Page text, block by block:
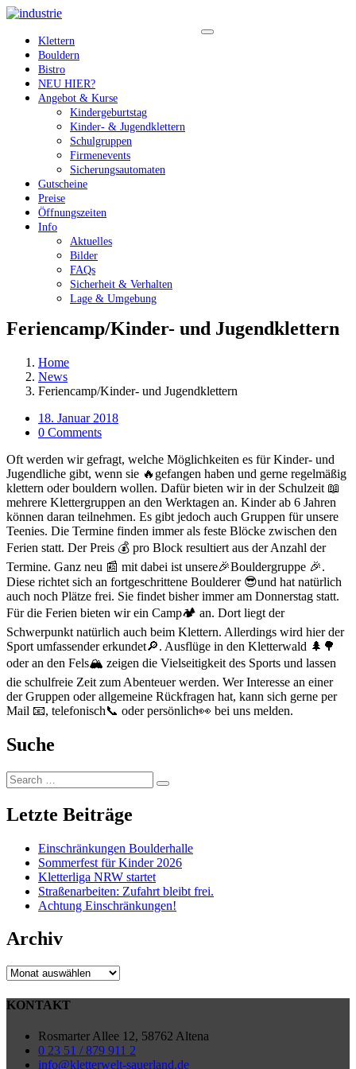
Klettern
Bouldern
Bistro
NEU HIER?
Angebot & Kurse
Kindergeburtstag
Kinder- & Jugendklettern
Schulgruppen
Firmenevents
Sicherungsautomaten
Gutscheine
Preise
Öffnungszeiten
Info
Aktuelles
Bilder
FAQs
Sicherheit & Verhalten
Lage & Umgebung
Feriencamp/Kinder- und Jugendklettern
Home
News
Feriencamp/Kinder- und Jugendklettern
18. Januar 2018
0 Comments
Oft werden wir gefragt, welche Möglichkeiten es für Kinder- und
Jugendliche gibt, wenn sie 🔥 gefangen haben und gerne regelmäßig
klettern oder bouldern wollen. Dafür bieten wir in der Schulzeit 📖
mehrere Klettergruppen an den Werktagen an. Kinder ab 6 Jahren
können daran teilnehmen. Es gibt jedoch auch Gruppen für unsere
Teenies. Die Termine finden immer als feste Blöcke zwischen den
Ferien statt. Der Preis 💰 pro Block resultiert aus der Anzahl der
Termine. Ganz neu 📰 mit dabei ist unsere🎉Bouldergruppe 🎉.
Diese richtet sich an fortgeschrittene Boulderer 😎und hat natürlich
auch noch Plätze frei. Sie findet bisher immer am Donnerstag statt.
Für die Ferien bieten wir ein Camp🏕 an. Dort liegt der
Schwerpunkt natürlich auch beim Klettern. Allerdings wird hier der
Sport umfassender erkundet🔎. Ausflüge in den Kletterwald 🌲 🌳
oder an den Fels🏔 zeigen die Vielseitigkeit des Sports und lassen
die schulfreie Zeit zum Abenteuer werden. Wer Interesse an einer
der Gruppen oder allgemeine Rückfragen hat, kann sich gerne per
Mail 📧, telefonisch📞 oder persönlich👀 bei uns melden.
Suche
Search
for:
Search
Letzte Beiträge
Einschränkungen Boulderhalle
Sommerfest für Kinder 2026
Kletterliga NRW startet
Straßenarbeiten: Zufahrt bleibt frei.
Achtung Einschränkungen!
Archiv
Archiv
KONTAKT
Rosmarter Allee 12, 58762 Altena
0 23 51 / 879 911 2
info@kletterwelt-sauerland.de